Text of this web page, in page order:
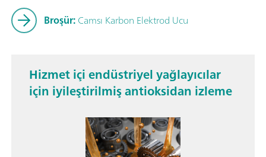
Broşür:Camsı Karbon Elektrod Ucu
Hizmet içi endüstriyel yağlayıcılar
için iyileştirilmiş antioksidan izleme